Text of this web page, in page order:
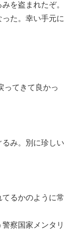
を盗まれたぞ。
た。幸い手元に
ってきて良かっ
み。別に珍しい
るかのように常
察国家メンタリ